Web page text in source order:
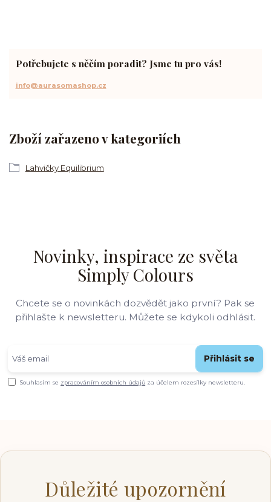
Zboží zařazeno v kategoriích
Lahvičky Equilibrium
Potřebujete s něčím poradit? Jsme tu pro vás!
info@aurasomashop.cz
Novinky, inspirace ze světa
Simply Colours
Chcete se o novinkách dozvědět jako první? Pak se
přihlašte k newsletteru. Můžete se kdykoli odhlásit.
Přihlásit se
Souhlasím se zpracováním osobních údajů za účelem rozesílky newsletteru.
Důležité upozornění